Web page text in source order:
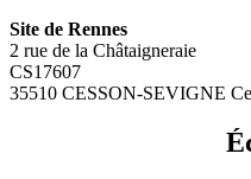
Site de Rennes
2 rue de la Châtaigneraie
CS17607
35510 CESSON-SEVIGNE